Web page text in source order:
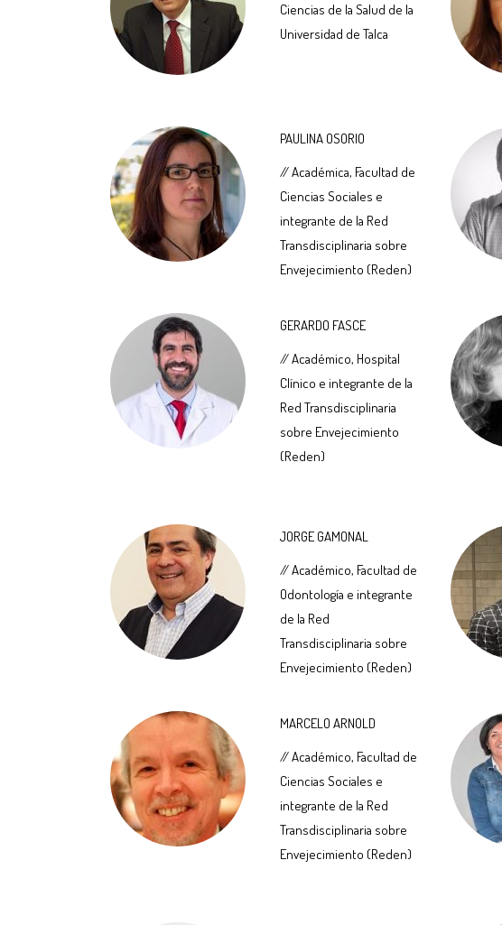
Ciencias de la Salud de la
Universidad de Talca
PAULINA OSORIO
// Académica, Facultad de
Ciencias Sociales e
integrante de la Red
Transdisciplinaria sobre
Envejecimiento (Reden)
GERARDO FASCE
// Académico, Hospital
Clínico e integrante de la
Red Transdisciplinaria
sobre Envejecimiento
(Reden)
JORGE GAMONAL
// Académico, Facultad de
Odontología e integrante
de la Red
Transdisciplinaria sobre
Envejecimiento (Reden)
MARCELO ARNOLD
// Académico, Facultad de
Ciencias Sociales e
integrante de la Red
Transdisciplinaria sobre
Envejecimiento (Reden)